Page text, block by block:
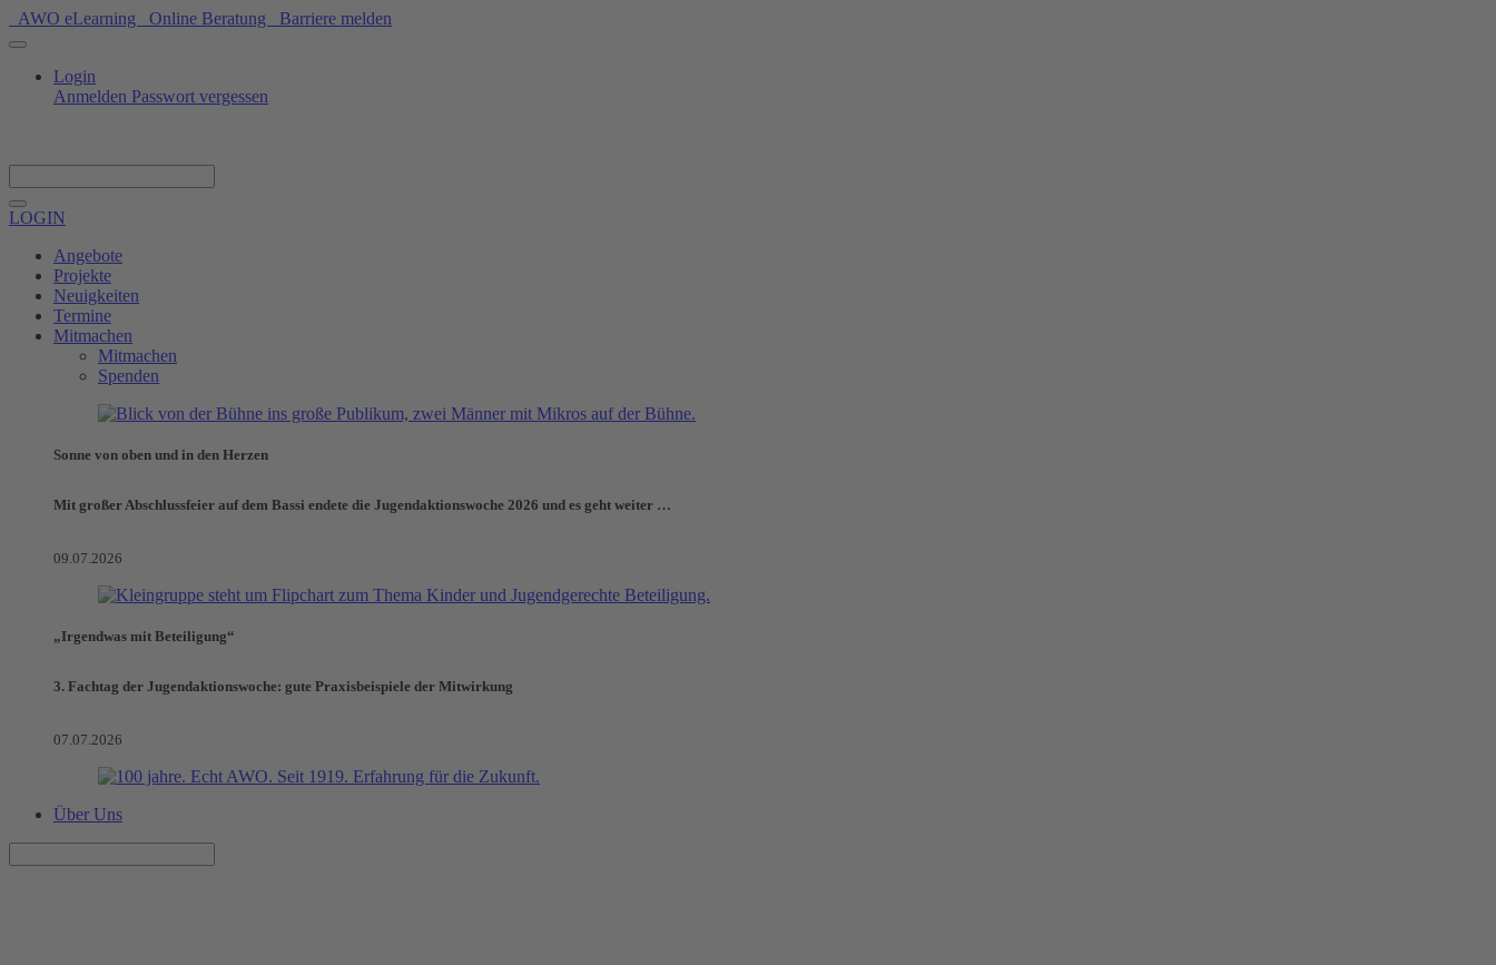
AWO eLearning Online Beratung Barriere melden
Login
Anmelden Passwort vergessen
LOGIN
Angebote
Projekte
Neuigkeiten
Termine
Mitmachen
Mitmachen
Spenden
Sonne von oben und in den Herzen
Mit großer Abschlussfeier auf dem Bassi endete die Jugendaktionswoche 2026 und es geht weiter …
09.07.2026
„Irgendwas mit Beteiligung“
3. Fachtag der Jugendaktionswoche: gute Praxisbeispiele der Mitwirkung
07.07.2026
Über Uns